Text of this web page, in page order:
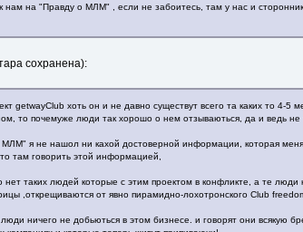
нам на "Правду о МЛМ" , если не забоитесь, там у нас и
сохранена):
getwayClub хоть он и не давно существут всего та каких то 4-
то почемуже люди так хорошо о нем отзываються, да и ведь не
я не нашол ни кахой достоверной информации, которая
там говорить этой информацией,
нет таких людей которые с этим проектом в конфликте, а те
,открещиваются от явно пирамидно-лохотронского Club
ничего не добьються в этом бизнесе. и говорят они всякую